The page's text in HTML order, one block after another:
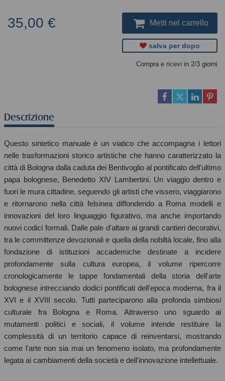
35,00 € Metti nel carrello
salva per dopo
Compra e ricevi in 2/3 giorni
Descrizione
Questo sintetico manuale è un viatico che accompagna i lettori
nelle trasformazioni storico artistiche che hanno caratterizzato la
città di Bologna dalla caduta dei Bentivoglio al pontificato dell'ultimo
papa bolognese, Benedetto XIV Lambertini. Un viaggio dentro e
fuori le mura cittadine, seguendo gli artisti che vissero, viaggiarono
e ritornarono nella città felsinea diffondendo a Roma modelli e
innovazioni del loro linguaggio figurativo, ma anche importando
nuovi codici formali. Dalle pale d'altare ai grandi cantieri decorativi,
tra le committenze devozionali e quella della nobiltà locale, fino alla
fondazione di istituzioni accademiche destinate a incidere
profondamente sulla cultura europea, il volume ripercorre
cronologicamente le tappe fondamentali della storia dell'arte
bolognese intrecciando dodici pontificati dell'epoca moderna, fra il
XVI e il XVIII secolo. Tutti parteciparono alla profonda simbiosi
culturale fra Bologna e Roma. Attraverso uno sguardo ai
mutamenti politici e sociali, il volume intende restituire la
complessità di un territorio capace di reinventarsi, mostrando
come l'arte non sia mai un fenomeno isolato, ma profondamente
legata ai cambiamenti della società e dell'innovazione intellettuale.